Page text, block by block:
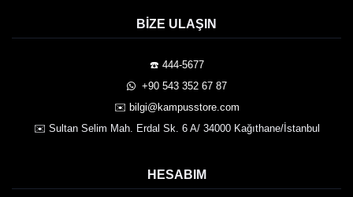
BIZE ULAŞIN
☎️ 444-5677
️ +90 543 352 67 87
✉️ bilgi@kampusstore.com
✉️ Sultan Selim Mah. Erdal Sk. 6 A/ 34000 Kağıthane/İstanbul
HESABIM